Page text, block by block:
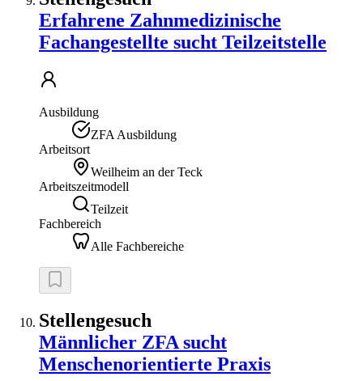
Erfahrene Zahnmedizinische
Fachangestellte sucht Teilzeitstelle
Ausbildung
ZFA Ausbildung
Arbeitsort
Weilheim an der Teck
Arbeitszeitmodell
Teilzeit
Fachbereich
Alle Fachbereiche
Stellengesuch
Männlicher ZFA sucht
Menschenorientierte Praxis